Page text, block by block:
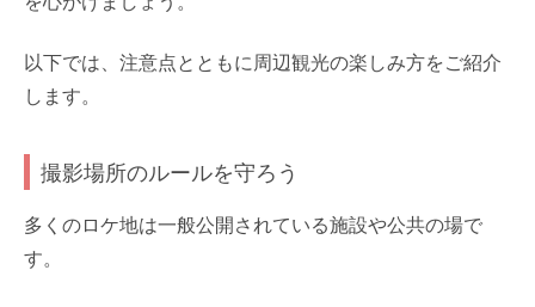
以下では、注意点とともに周辺観光の楽しみ方をご紹介
します。
撮影場所のルールを守ろう
多くのロケ地は一般公開されている施設や公共の場で
す。